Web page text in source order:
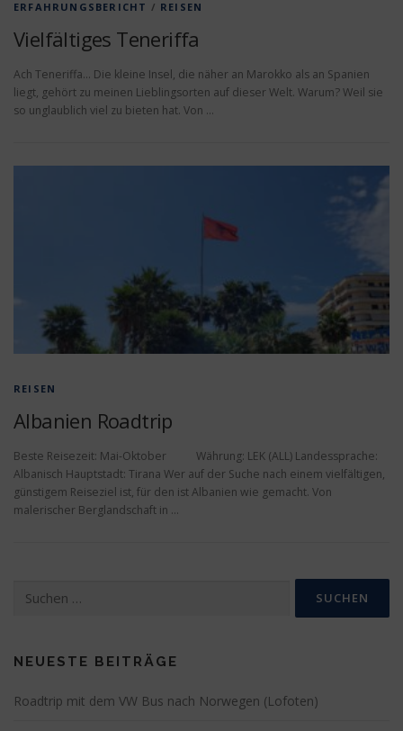
ERFAHRUNGSBERICHT / REISEN
Vielfältiges Teneriffa
Ach Teneriffa… Die kleine Insel, die näher an Marokko als an Spanien
liegt, gehört zu meinen Lieblingsorten auf dieser Welt. Warum? Weil sie
so unglaublich viel zu bieten hat. Von …
REISEN
Albanien Roadtrip
Beste Reisezeit: Mai-Oktober Währung: LEK (ALL) Landessprache:
Albanisch Hauptstadt: Tirana Wer auf der Suche nach einem vielfältigen,
günstigem Reiseziel ist, für den ist Albanien wie gemacht. Von
malerischer Berglandschaft in …
nach:
NEUESTE BEITRÄGE
Roadtrip mit dem VW Bus nach Norwegen (Lofoten)